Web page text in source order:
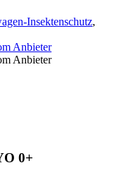
Insektenschutz,
Anbieter
Anbieter
0+